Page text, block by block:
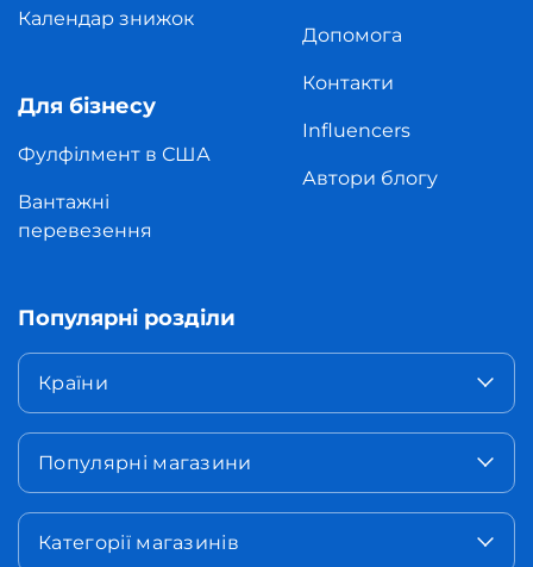
Календар знижок
Для бізнесу
Фулфілмент в США
Вантажні
перевезення
Допомога
Контакти
Influencers
Автори блогу
Популярні розділи
Країни
Популярні магазини
Категорії магазинів